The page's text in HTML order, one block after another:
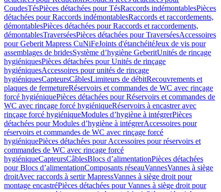
CoudesTésPièces détachées pour TésRaccords indémontablesPièces
détachées pour Raccords indémontablesRaccords et raccordements,
démontablesPièces détachées pour Raccords et raccordements,
démontablesTraverséesPièces détachées pour TraverséesAccessoires
pour Geberit Mapress CuNiFeJoints d'étanchéitéJeux de vis pour
assemblages de bridesSystème d’hygiène GeberitUnités de rinçage
hygiéniquesPièces détachées pour Unités de rinçage
hygiéniquesAccessoires pour unités de rinçage
hygiéniquesCapteursCâblesLimiteurs de débitRecouvrements et
plaques de fermetureRéservoirs et commandes de WC avec rinçage
forcé hygiéniquePièces détachées pour Réservoirs et commandes de
WC avec rinçage forcé hygiéniqueRéservoirs à encastrer avec
rinçage forcé hygiéniqueModules d’hygiène à intégrerPièces
détachées pour Modules d’hygiène à intégrerAccessoires pour
réservoirs et commandes de WC avec rinçage forcé
hygiéniquePièces détachées pour Accessoires pour réservoirs et
commandes de WC avec rinçage forcé
hygiéniqueCapteursCâblesBlocs d’alimentationPièces détachées
pour Blocs d’alimentationComposants réseauVannesVannes à siège
droitAvec raccords à sertir MapressVannes à siège droit pour
montage encastréPièces détachées pour Vannes à siège droit pour